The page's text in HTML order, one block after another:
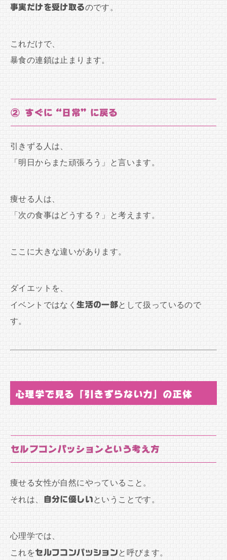
事実だけを受け取るのです。
これだけで、
暴食の連鎖は止まります。
② すぐに“日常”に戻る
引きずる人は、
「明日からまた頑張ろう」と言います。
痩せる人は、
「次の食事はどうする？」と考えます。
ここに大きな違いがあります。
ダイエットを、
イベントではなく生活の一部として扱っているので
す。
心理学で見る「引きずらない力」の正体
セルフコンパッションという考え方
痩せる女性が自然にやっていること。
それは、
自分に優しいということです。
心理学では、
これをセルフコンパッションと呼びます。